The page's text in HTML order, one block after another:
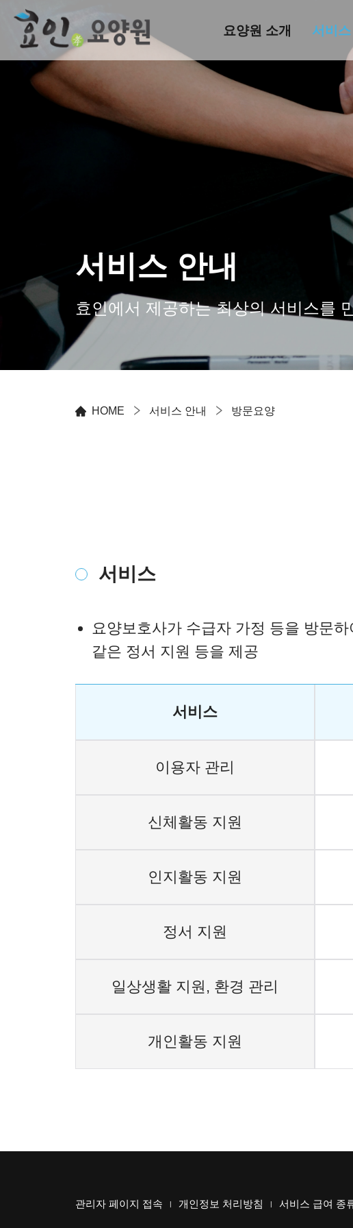
요양원 소개 서비스
서비스 안내
효인에서 제공하는 최상의 서비스를
HOME 서비스 안내 방문요양
서비스
요양보호사가 수급자 가정 등을 방문
같은 정서 지원 등을 제공
서비스
이용자 관리
신체활동 지원
인지활동 지원
정서 지원
일상생활 지원, 환경 관리
개인활동 지원
관리자 페이지 접속 | 개인정보 처리방침 | 서비스 급여 종